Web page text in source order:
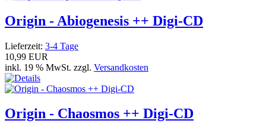
Origin - Abiogenesis ++ Digi-CD
Lieferzeit: 3-4 Tage
10,99 EUR
inkl. 19 % MwSt. zzgl. Versandkosten
Origin - Chaosmos ++ Digi-CD